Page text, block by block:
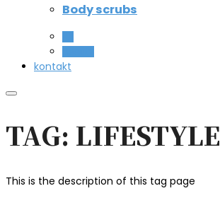
Body scrubs
kontakt
TAG: LIFESTYLE
This is the description of this tag page